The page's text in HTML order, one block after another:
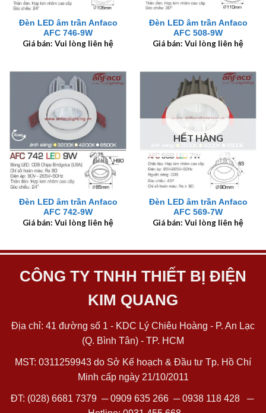
Đèn LED âm trần Anfaco
AFC 746-9W
Giá bán: Vui lòng liên hệ
Đèn LED âm trần Anfaco
AFC 508-9W
Giá bán: Vui lòng liên hệ
Đèn LED âm trần Anfaco
AFC 742-9W
Giá bán: Vui lòng liên hệ
HẾT HÀNG
Đèn LED âm trần Anfaco
AFC 569-7W
Giá bán: Vui lòng liên hệ
CÔNG TY TNHH THIẾT BỊ ĐIỆN
KIM QUANG
Địa chỉ: 41 đường số 1 - KDC Lý Chiêu Hoàng - P. An Lạc
(Q. Bình Tân) - TP. HCM
MST: 0311259943 do Sở Kế hoạch & Đầu tư Tp. Hồ Chí
Minh cấp ngày 21/10/2011
ĐT: (028) 6681 7379 ─0909 635 266─0938 118 428─